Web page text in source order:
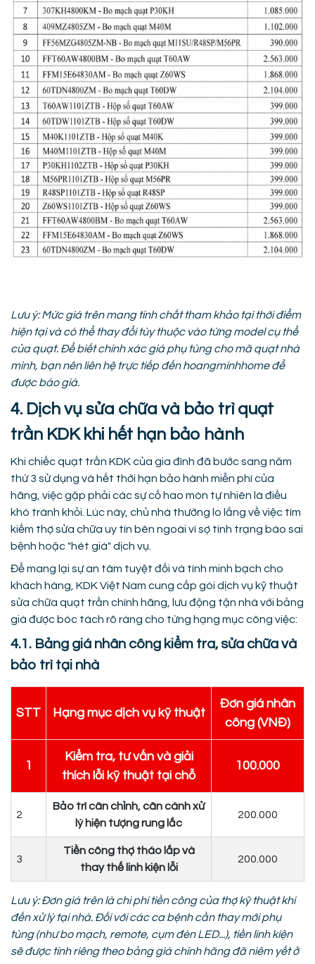
Lưu ý: Mức giá trên mang tính chất tham khảo tại thời điểm
hiện tại và có thể thay đổi tùy thuộc vào từng model cụ thể
của quạt. Để biết chính xác giá phụ tùng cho mã quạt nhà
mình, bạn nên liên hệ trực tiếp đến hoangminhhome để
được báo giá.
4. Dịch vụ sửa chữa và bảo trì quạt
trần KDK khi hết hạn bảo hành
Khi chiếc quạt trần KDK của gia đình đã bước sang năm
thứ 3 sử dụng và hết thời hạn bảo hành miễn phí của
hãng, việc gặp phải các sự cố hao mòn tự nhiên là điều
khó tránh khỏi. Lúc này, chủ nhà thường lo lắng về việc tìm
kiếm thợ sửa chữa uy tín bên ngoài vì sợ tình trạng báo sai
bệnh hoặc "hét giá" dịch vụ.
Để mang lại sự an tâm tuyệt đối và tính minh bạch cho
khách hàng, KDK Việt Nam cung cấp gói dịch vụ kỹ thuật
sửa chữa quạt trần chính hãng, lưu động tận nhà với bảng
giá được bóc tách rõ ràng cho từng hạng mục công việc:
4.1. Bảng giá nhân công kiểm tra, sửa chữa và
bảo trì tại nhà
STT Hạng mục dịch vụ kỹ thuật
Đơn giá nhân
công (VNĐ)
1
Kiểm tra, tư vấn và giải
thích lỗi kỹ thuật tại chỗ
100.000
2
Bảo trì cân chỉnh, cân cánh xử
lý hiện tượng rung lắc
200.000
3
Tiền công thợ tháo lắp và
thay thế linh kiện lỗi
200.000
Lưu ý: Đơn giá trên là chi phí tiền công của thợ kỹ thuật khi
đến xử lý tại nhà. Đối với các ca bệnh cần thay mới phụ
tùng (như bo mạch, remote, cụm đèn LED...), tiền linh kiện
sẽ được tính riêng theo bảng giá chính hãng đã niêm yết ở